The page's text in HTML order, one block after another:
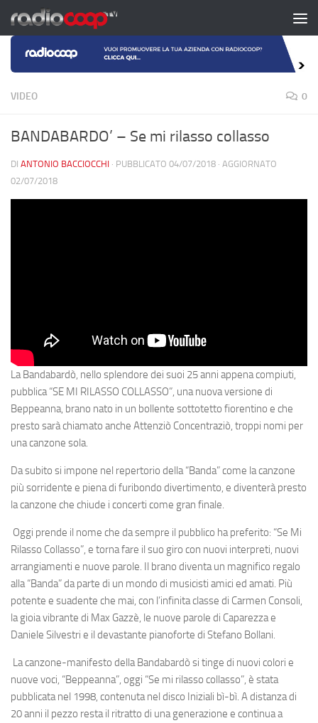
Salta al contenuto
VIDEO 0
BANDABARDO’ – Se mi rilasso collasso
DI ANTONIO BACCIOCCHI · PUBBLICATO 04/07/2018 · AGGIORNATO
02/07/2018
La Bandabardò, nello splendore dei suoi 25 anni appena compiuti,
pubblica “SE MI RILASSO COLLASSO”, una nuova versione di
Beppeanna, brano nato in un bollente sottotetto fiorentino e che
presto sarà chiamato anche Attenziò Concentraziò, troppi nomi per
una canzone sola.
Da subito si impone nel repertorio della “Banda” come la canzone
più sorridente e piena di furibondo divertimento, e diventerà presto
la canzone che chiude i concerti come gran finale.
Oggi prende il nome che da sempre il pubblico ha preferito: “Se Mi
Rilasso Collasso”, e torna fare il suo giro con nuovi interpreti, nuovi
arrangiamenti e nuove parole. Il brano diventa un magnifico regalo
alla “Banda” da parte di un mondo di musicisti amici ed amati. Più
potente e suadente che mai, con l’infinita classe di Carmen Consoli,
la gioia vibrante di Max Gazzè, le nuove parole di Caparezza e
Daniele Silvestri e il devastante pianoforte di Stefano Bollani.
La canzone-manifesto della Bandabardò si tinge di nuovi colori e
nuove voci, “Beppeanna”, oggi “Se mi rilasso collasso”, è stata
pubblicata nel 1998, contenuta nel disco Iniziali bì-bì. A distanza di
20 anni il pezzo resta il ritratto di una generazione e continua a